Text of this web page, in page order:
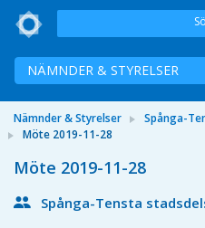
NÄMNDER & STYRELSER
Nämnder & Styrelser
Spånga-
Möte 2019-11-28
Möte 2019-11-28
Spånga-Tensta